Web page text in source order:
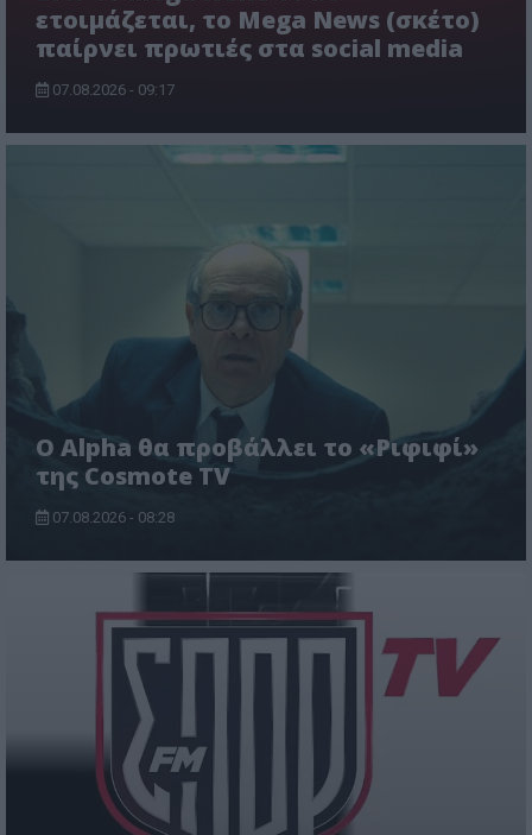
ετοιμάζεται, το Mega News (σκέτο)
παίρνει πρωτιές στα social media
07.08.2026 - 09:17
Ο Alpha θα προβάλλει το «Ριφιφί»
της Cosmote TV
07.08.2026 - 08:28